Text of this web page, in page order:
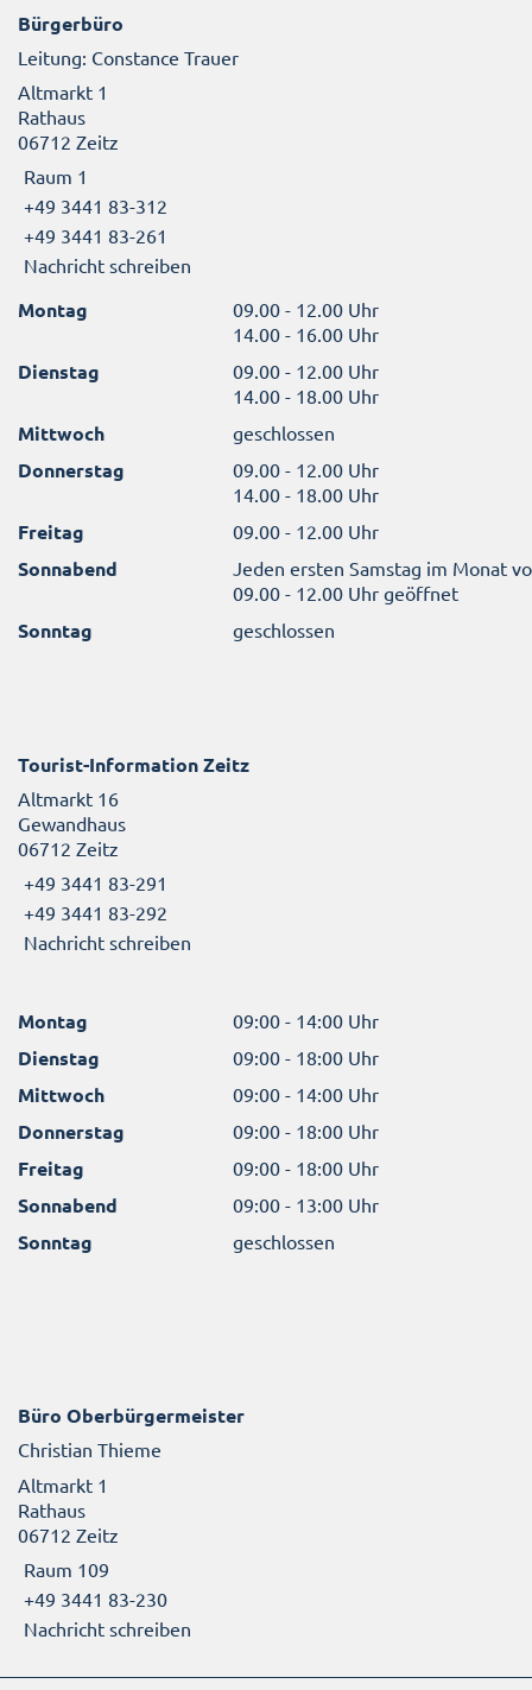
Bürgerbüro
Leitung: Constance Trauer
Altmarkt 1
Rathaus
06712 Zeitz
Raum 1
+49 3441 83-312
+49 3441 83-261
Nachricht schreiben
Montag
09.00 - 12.00 Uhr
14.00 - 16.00 Uhr
Dienstag
09.00 - 12.00 Uhr
14.00 - 18.00 Uhr
Mittwoch geschlossen
Donnerstag
09.00 - 12.00 Uhr
14.00 - 18.00 Uhr
Freitag 09.00 - 12.00 Uhr
Sonnabend
Jeden ersten Samstag im Monat
09.00 - 12.00 Uhr geöffnet
Sonntag geschlossen
Tourist-Information Zeitz
Altmarkt 16
Gewandhaus
06712 Zeitz
+49 3441 83-291
+49 3441 83-292
Nachricht schreiben
Montag 09:00 - 14:00 Uhr
Dienstag 09:00 - 18:00 Uhr
Mittwoch 09:00 - 14:00 Uhr
Donnerstag 09:00 - 18:00 Uhr
Freitag 09:00 - 18:00 Uhr
Sonnabend 09:00 - 13:00 Uhr
Sonntag geschlossen
Büro Oberbürgermeister
Christian Thieme
Altmarkt 1
Rathaus
06712 Zeitz
Raum 109
+49 3441 83-230
Nachricht schreiben